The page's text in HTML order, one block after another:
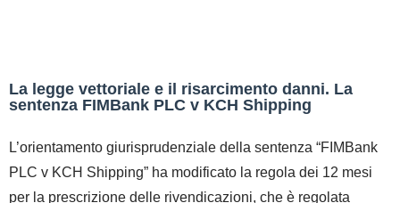
La legge vettoriale e il risarcimento danni. La
sentenza FIMBank PLC v KCH Shipping
L’orientamento giurisprudenziale della sentenza “FIMBank
PLC v KCH Shipping” ha modificato la regola dei 12 mesi
per la prescrizione delle rivendicazioni, che è regolata